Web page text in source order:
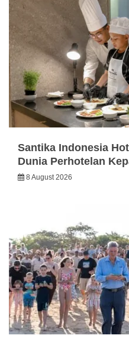
Santika Indonesia
Dunia Perhotelan
8 August 2026